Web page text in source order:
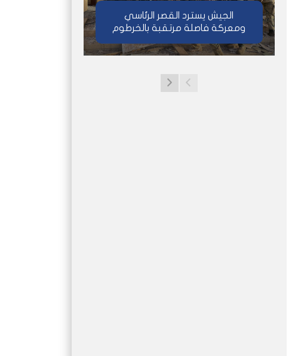
الجيش يسترد القصر الرئاسي
ومعركة فاصلة مرتقبة بالخرطوم